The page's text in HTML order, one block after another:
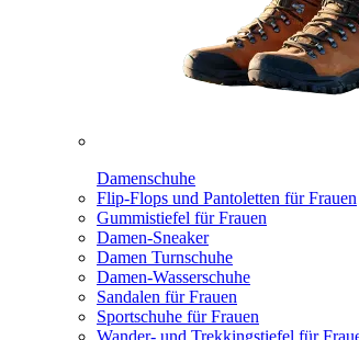
Damenschuhe
Flip-Flops und Pantoletten für Frauen
Gummistiefel für Frauen
Damen-Sneaker
Damen Turnschuhe
Damen-Wasserschuhe
Sandalen für Frauen
Sportschuhe für Frauen
Wander- und Trekkingstiefel für